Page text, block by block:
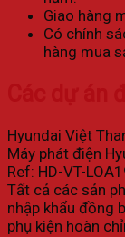
Giao hàng
Có chính
hàng mua
Hyundai Việt
Máy phát điện
Ref: HD-VT-
Tất cả các sản
nhập khẩu đồng
phụ kiện hoàn